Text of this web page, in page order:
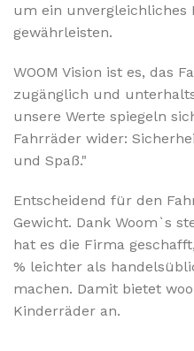
um ein unvergleichliches
gewährleisten.
WOOM Vision ist es, das
zugänglich und
unsere Werte spiegeln
Fahrräder wider:
und Spaß."
Entscheidend für den
Gewicht. Dank Woom`s
hat es die Firma
% leichter als
machen. Damit bietet
Kinderräder an.